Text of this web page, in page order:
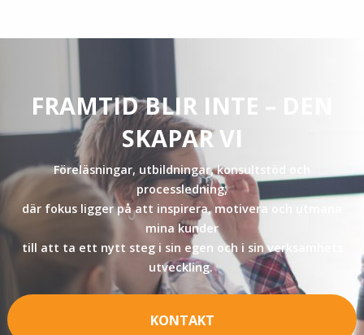
FRAMTID BLIR INTE – DEN
SKAPAR VI
Föreläsningar, utbildningar, konsultstöd och
processledning,
där fokus ligger på att inspirera, motivera och utmana
mina kunder
till att ta ett nytt steg i sin egen och i sin verksamhets
utveckling.